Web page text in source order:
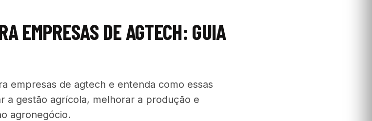
EMPRESAS DE AGTECH: GUIA
empresas de agtech e entenda como essas
a gestão agrícola, melhorar a produção e
agronegócio.